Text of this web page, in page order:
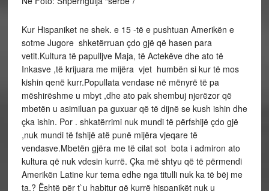
Kur Hispaniket ne shek. e 15 -të e pushtuan Amerikën e
sotme Jugore shketërruan çdo gjë që hasen para
vetit.Kultura të papulljve Maja, të Actekëve dhe ato të
Inkasve ,të krijuara me mijëra vjet humbën si kur të mos
kishin qenë kurr.Popullata vendase në mënyrë të pa
mëshirëshme u mbyt ,dhe ato pak shembuj njerëzor që
mbetën u asimiluan pa guxuar që të dijnë se kush ishin dhe
çka ishin. Por . shkatërrimi nuk mundi të përfshijë çdo gjë
,nuk mundi të fshijë atë punë mijëra vjeqare të
vendasve.Mbetën gjëra me të cilat sot bota i admiron ato
kultura që nuk vdesin kurrë. Çka më shtyu që të përmendi
Amerikën Latine kur tema edhe nga titulli nuk ka të bëj me
ta.? Është për t`u habitur që kurrë hispanikët nuk u